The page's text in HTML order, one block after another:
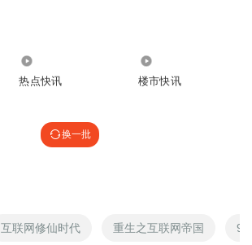
热点快讯 楼市快讯
换一批
互联网修仙时代 重生之互联网帝国 90